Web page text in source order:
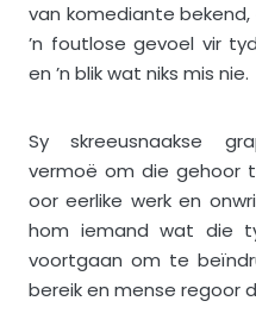
van komediante bekend,
’n foutlose gevoel vir
en ’n blik wat niks mis nie.
Sy skreeusnaakse
vermoë om die gehoor
oor eerlike werk en
hom iemand wat die
voortgaan om te
bereik en mense regoor